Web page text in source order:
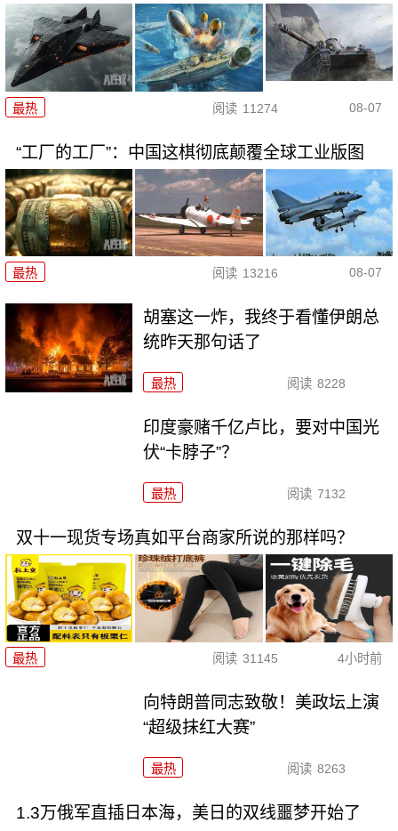
最热 阅读 11274 08-07
“工厂的工厂”：中国这棋彻底颠覆全球工业版图
最热 阅读 13216 08-07
胡塞这一炸，我终于看懂伊朗总
统昨天那句话了
最热 阅读 8228
印度豪赌千亿卢比，要对中国光
伏“卡脖子”？
最热 阅读 7132
双十一现货专场真如平台商家所说的那样吗？
最热 阅读 31145 4小时前
向特朗普同志致敬！美政坛上演
“超级抹红大赛”
最热 阅读 8263
1.3万俄军直插日本海，美日的双线噩梦开始了